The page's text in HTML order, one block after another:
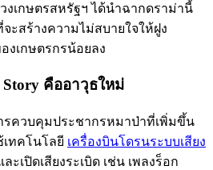
งเกษตรสหรัฐฯ ได้นำฉากดราม่านี้
ะสร้างความไม่สบายใจให้ฝูง
งเกษตรกรน้อยลง
คืออาวุธใหม่
รควบคุมประชากรหมาป่าที่เพิ่มขึ้น
เทคโนโลยี เครื่องบินโดรนระบบเสียง
เปิดเสียงระเบิด เช่น เพลงร็อก